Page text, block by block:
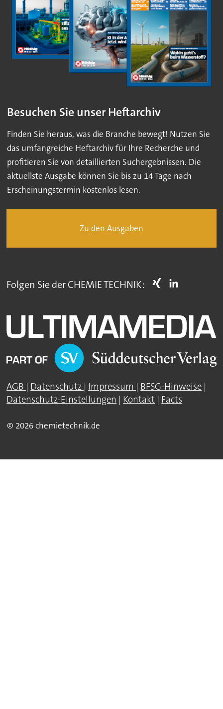
Besuchen Sie unser Heftarchiv
Finden Sie heraus, was die Branche bewegt! Nutzen Sie
das umfangreiche Heftarchiv für Ihre Recherche und
profitieren Sie von detaillierten Suchergebnissen. Die
aktuellste Ausgabe können Sie bis zu 14 Tage nach
Erscheinungstermin kostenlos lesen.
Zu den Ausgaben
Folgen Sie der CHEMIE TECHNIK:
AGB | Datenschutz | Impressum | BFSG-Hinweise |
Datenschutz-Einstellungen | Kontakt | Facts
© 2026 chemietechnik.de